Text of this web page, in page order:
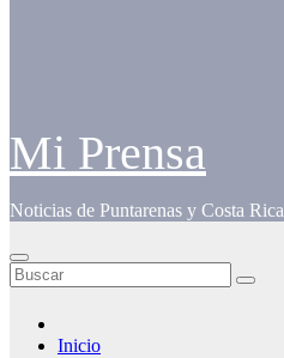
Mi Prensa
Noticias de Puntarenas y Costa Rica
Inicio